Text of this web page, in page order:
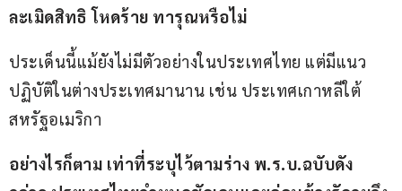
ละเมิดสิทธิ โหดร้าย ทารุณหรือไม่
ประเด็นนี้แม้ยังไม่มีตัวอย่างในประเทศไทย แต่มีแนว
ปฏิบัติในต่างประเทศมานาน เช่น ประเทศเกาหลีใต้
สหรัฐอเมริกา
อย่างไรก็ตาม เท่าที่ระบุไว้ตามร่าง พ.ร.บ.ฉบับดัง